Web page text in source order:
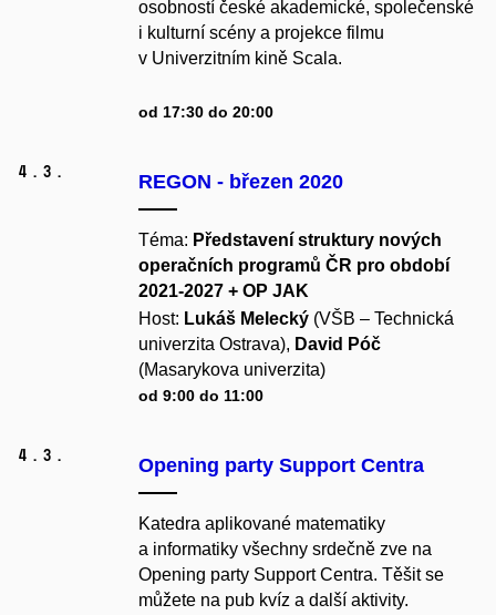
osobností české akademické, společenské
i kulturní scény a projekce filmu
v Univerzitním kině Scala.
od 17:30 do 20:00
4. 3. REGON - březen 2020
Téma: Představení struktury nových
operačních programů ČR pro období
2021-2027 + OP JAK
Host: Lukáš Melecký (VŠB – Technická
univerzita Ostrava), David Póč
(Masarykova univerzita)
od 9:00 do 11:00
4. 3. Opening party Support Centra
Katedra aplikované matematiky
a informatiky všechny srdečně zve na
Opening party Support Centra. Těšit se
můžete na pub kvíz a další aktivity.